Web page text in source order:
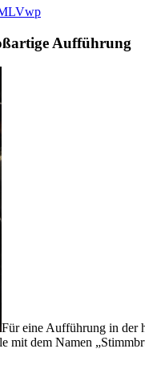
Aufführung
Für eine Aufführung in der
mit dem Namen